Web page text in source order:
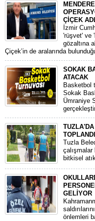
ÇİÇEK
​İzmir
'rüşvet' ve
gözaltına
Çiçek’in de aralarında
SOKAK
ATACAK
Basketbol
Sokak
Ümraniye
TOPLANDI
Tuzla
çalışmalar
bitkisel
GELİYOR
önlemleri